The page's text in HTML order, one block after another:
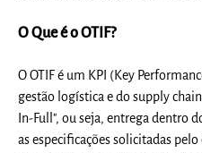
O Que é o OTIF?
O OTIF é um KPI (Key
gestão logística e do supply
In-Full", ou seja, entrega dentro
as especificações solicitadas